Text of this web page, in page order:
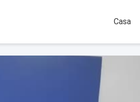
Casa